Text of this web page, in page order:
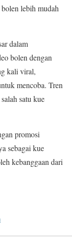
lebih mudah
dalam
bolen dengan
kali viral,
mencoba. Tren
satu kue
promosi
sebagai kue
kebanggaan dari